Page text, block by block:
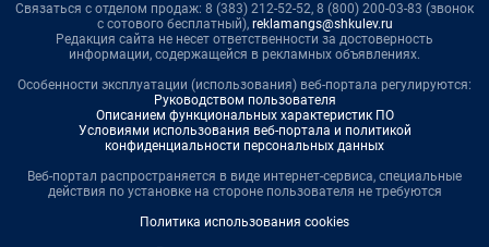
Связаться с отделом продаж: 8 (383) 212-52-52, 8 (800) 200-03-83 (звонок
с сотового бесплатный), reklamangs@shkulev.ru
Редакция сайта не несет ответственности за достоверность
информации, содержащейся в рекламных объявлениях.
Особенности эксплуатации (использования) веб-портала регулируются:
Руководством пользователя
Описанием функциональных характеристик ПО
Условиями использования веб-портала и политикой
конфиденциальности персональных данных
Веб-портал распространяется в виде интернет-сервиса, специальные
действия по установке на стороне пользователя не требуются
Политика использования cookies